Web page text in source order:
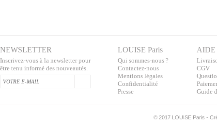
NEWSLETTER
Inscrivez-vous à la newsletter pour
être tenu informé des nouveautés.
LOUISE Paris
Qui sommes-nous ?
Contactez-nous
Mentions légales
Confidentialité
Presse
AIDE
CGV
Guide
© 2017 LOUISE Paris -